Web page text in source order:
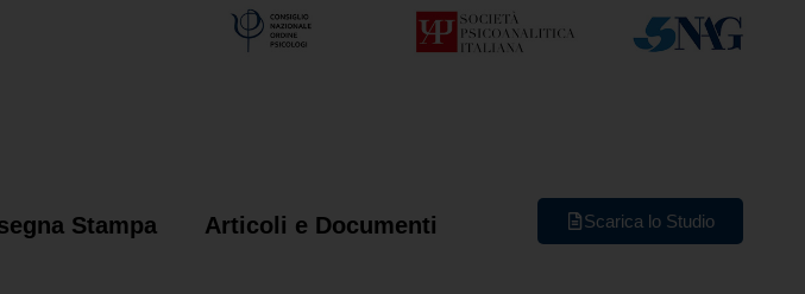
Stampa Articoli e Documenti Scarica lo Studio